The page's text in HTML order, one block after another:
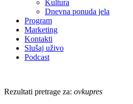
Kultura
Dnevna ponuda jela
Program
Marketing
Kontakti
Slušaj uživo
Podcast
Rezultati pretrage za: ovkupres